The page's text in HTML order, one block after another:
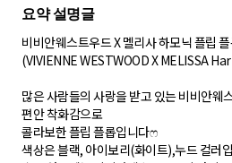
요약 설명글
비비안웨스트우드 X 멜리사 하모닉 플립
(VIVIENNE WESTWOOD X MELISSA
많은 사람들의 사랑을 받고 있는 비비안웨
편안 착화감으로
콜라보한 플립 플롭입니다ෆ
색상은 블랙, 아이보리(화이트),누드 컬러